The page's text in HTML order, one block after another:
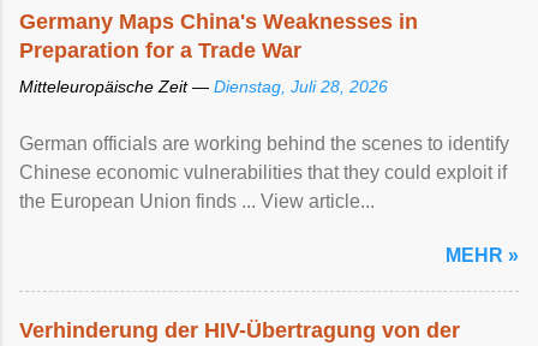
Germany Maps China's Weaknesses in
Preparation for a Trade War
Mitteleuropäische Zeit — Dienstag, Juli 28, 2026
German officials are working behind the scenes to identify
Chinese economic vulnerabilities that they could exploit if
the European Union finds ... View article...
MEHR »
Verhinderung der HIV-Übertragung von der